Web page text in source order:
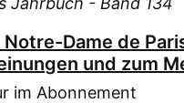
Dame de
und zum
im Abonnement